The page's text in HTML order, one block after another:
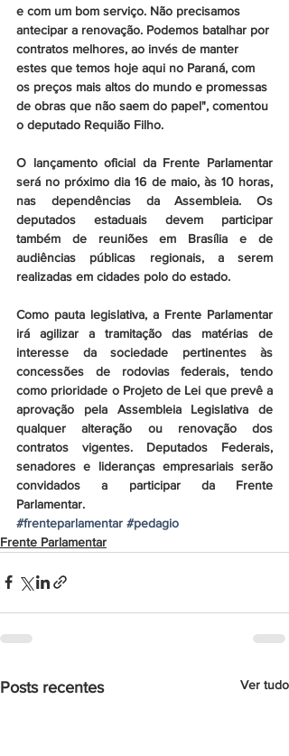
e com um bom serviço. Não precisamos
antecipar a renovação. Podemos batalhar por
contratos melhores, ao invés de manter
estes que temos hoje aqui no Paraná, com
os preços mais altos do mundo e promessas
de obras que não saem do papel", comentou
o deputado Requião Filho.
O lançamento oficial da Frente Parlamentar
será no próximo dia 16 de maio, às 10 horas,
nas dependências da Assembleia. Os
deputados estaduais devem participar
também de reuniões em Brasília e de
audiências públicas regionais, a serem
realizadas em cidades polo do estado.
Como pauta legislativa, a Frente Parlamentar
irá agilizar a tramitação das matérias de
interesse da sociedade pertinentes às
concessões de rodovias federais, tendo
como prioridade o Projeto de Lei que prevê a
aprovação pela Assembleia Legislativa de
qualquer alteração ou renovação dos
contratos vigentes. Deputados Federais,
senadores e lideranças empresariais serão
convidados a participar da Frente
Parlamentar.
#frenteparlamentar #pedagio
Frente Parlamentar
Posts recentes Ver tudo